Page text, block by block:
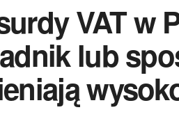
VAT w
lub